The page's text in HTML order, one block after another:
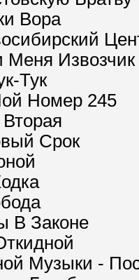
Вора
Меня Извозчик
Тук
Номер 245
Срок
В Законе
Музыки -